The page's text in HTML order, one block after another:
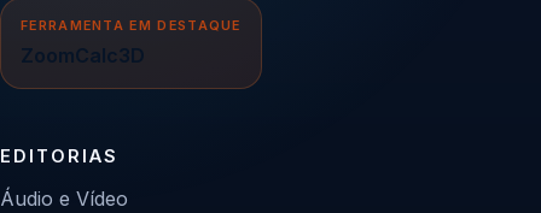
FERRAMENTA EM DESTAQUE
ZoomCalc3D
EDITORIAS
Áudio e Vídeo